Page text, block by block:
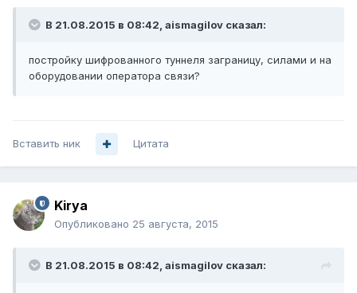
В 21.08.2015 в 08:42, aismagilov сказал:
постройку шифрованного туннеля заграницу, силами и на
оборудовании оператора связи?
Вставить ник Цитата
Kirya
Опубликовано 25 августа, 2015
В 21.08.2015 в 08:42, aismagilov сказал: